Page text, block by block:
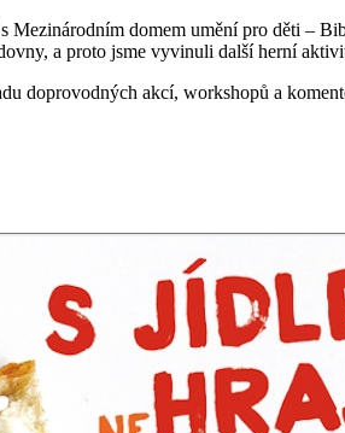
domem umění pro děti –
a proto jsme vyvinuli další herní
doprovodných akcí, workshopů a